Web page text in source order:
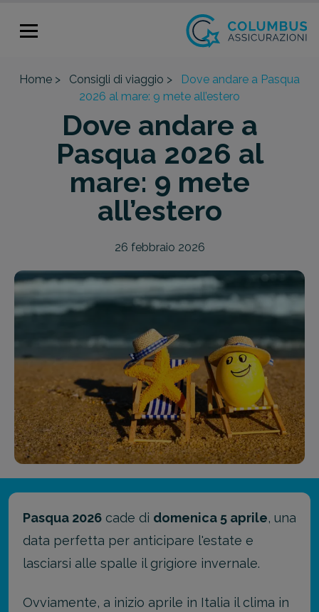
Home > Consigli di viaggio >
Dove andare a Pasqua
2026 al mare: 9 mete all’estero
Dove andare a
Pasqua 2026 al
mare: 9 mete
all’estero
26 febbraio 2026
Pasqua 2026 cade di domenica 5 aprile, una
data perfetta per anticipare l'estate e
lasciarsi alle spalle il grigiore invernale.
Ovviamente, a inizio aprile in Italia il clima in